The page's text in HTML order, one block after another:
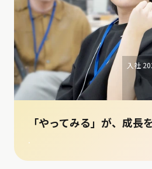
入社
「やってみる」が、成長
.